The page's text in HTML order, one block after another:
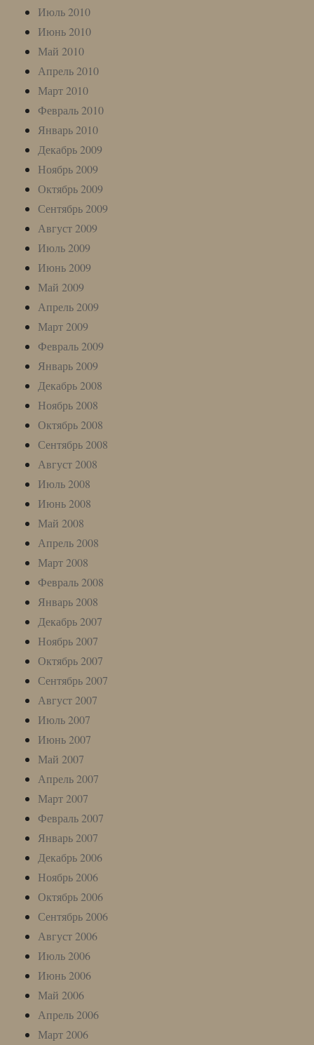
Июль 2010
Июнь 2010
Май 2010
Апрель 2010
Март 2010
Февраль 2010
Январь 2010
Декабрь 2009
Ноябрь 2009
Октябрь 2009
Сентябрь 2009
Август 2009
Июль 2009
Июнь 2009
Май 2009
Апрель 2009
Март 2009
Февраль 2009
Январь 2009
Декабрь 2008
Ноябрь 2008
Октябрь 2008
Сентябрь 2008
Август 2008
Июль 2008
Июнь 2008
Май 2008
Апрель 2008
Март 2008
Февраль 2008
Январь 2008
Декабрь 2007
Ноябрь 2007
Октябрь 2007
Сентябрь 2007
Август 2007
Июль 2007
Июнь 2007
Май 2007
Апрель 2007
Март 2007
Февраль 2007
Январь 2007
Декабрь 2006
Ноябрь 2006
Октябрь 2006
Сентябрь 2006
Август 2006
Июль 2006
Июнь 2006
Май 2006
Апрель 2006
Март 2006